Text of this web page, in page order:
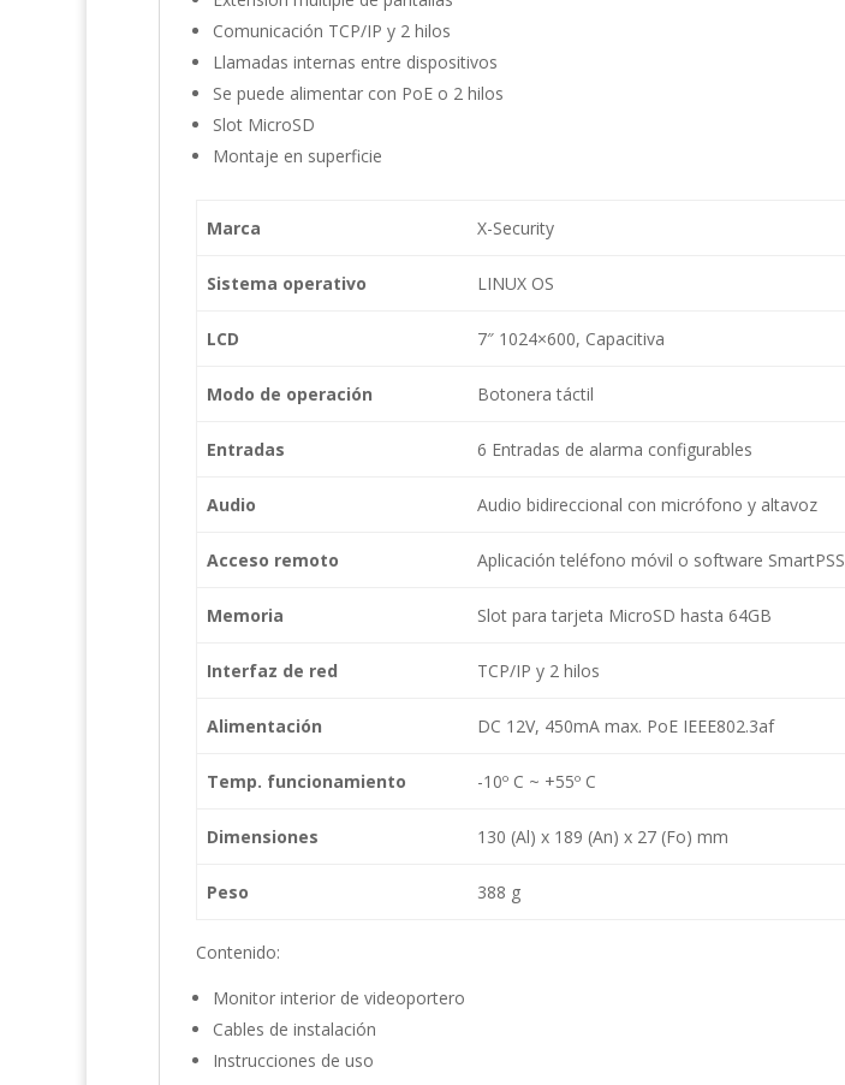
Comunicación TCP/IP y 2 hilos
Llamadas internas entre dispositivos
Se puede alimentar con PoE o 2 hilos
Slot MicroSD
Montaje en superficie
Marca X-Security
Sistema operativo LINUX OS
LCD 7″ 1024×600, Capacitiva
Modo de operación Botonera táctil
Entradas 6 Entradas de alarma configurables
Audio Audio bidireccional con micrófono y altavoz
Acceso remoto Aplicación teléfono móvil o software SmartPSS
Memoria Slot para tarjeta MicroSD hasta 64GB
Interfaz de red TCP/IP y 2 hilos
Alimentación DC 12V, 450mA max. PoE IEEE802.3af
Temp. funcionamiento -10º C ~ +55º C
Dimensiones 130 (Al) x 189 (An) x 27 (Fo) mm
Peso 388 g
Contenido:
Monitor interior de videoportero
Cables de instalación
Instrucciones de uso